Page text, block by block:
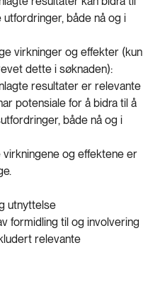
både nå og i
virkninger og effekter (kun
dette i søknaden):
resultater er relevante
potensiale for å bidra til å
både nå og i
virkningene og effektene er
utnyttelse
formidling til og involvering
relevante